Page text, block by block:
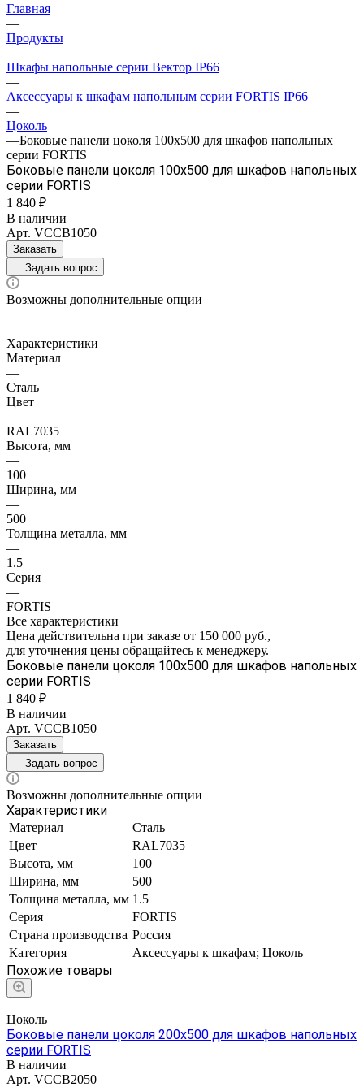
Главная
—
Продукты
—
Шкафы напольные серии Вектор IP66
—
Аксессуары к шкафам напольным серии FORTIS IP66
—
Цоколь
—Боковые панели цоколя 100х500 для шкафов напольных
серии FORTIS
Боковые панели цоколя 100х500 для шкафов напольных
серии FORTIS
1 840 ₽
В наличии
Арт. VCCB1050
Заказать
Задать вопрос
Возможны дополнительные опции
Характеристики
Материал
—
Сталь
Цвет
—
RAL7035
Высота, мм
—
100
Ширина, мм
—
500
Толщина металла, мм
—
1.5
Серия
—
FORTIS
Все характеристики
Цена действительна при заказе от 150 000 руб.,
для уточнения цены обращайтесь к менеджеру.
Боковые панели цоколя 100х500 для шкафов напольных
серии FORTIS
1 840 ₽
В наличии
Арт. VCCB1050
Заказать
Задать вопрос
Возможны дополнительные опции
Характеристики
Материал
Сталь
Цвет
RAL7035
Высота, мм
100
Ширина, мм
500
Толщина металла, мм 1.5
Серия
FORTIS
Страна производства Россия
Категория
Аксессуары к шкафам; Цоколь
Похожие товары
Цоколь
Боковые панели цоколя 200х500 для шкафов напольных
серии FORTIS
В наличии
Арт. VCCB2050